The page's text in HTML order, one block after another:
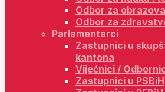
Odbor za
Odbor za
Parlamentarci
Zastupnici u
kantona
Vijećnici /
Zastupnici u PSBiH